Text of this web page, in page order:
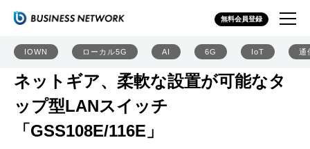
無料会員登録
IOWN ローカル5G AI 6G IoT 通
ネットギア、柔軟な設置が可能なタ
ップ型LANスイッチ
「GSS108E/116E」